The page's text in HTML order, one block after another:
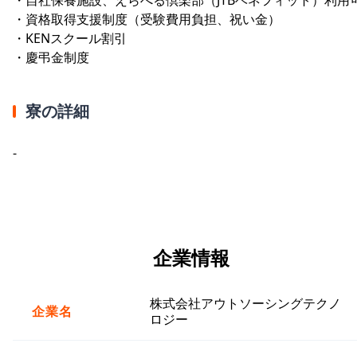
・資格取得支援制度（受験費用負担、祝い金）
・KENスクール割引
・慶弔金制度
寮の詳細
-
企業情報
企業名
株式会社アウトソーシングテクノ
ロジー